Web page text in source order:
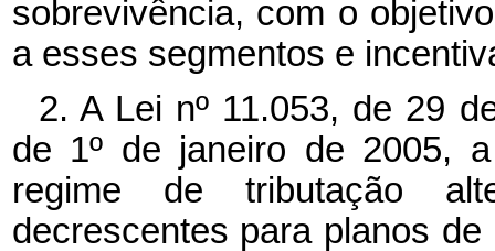
sobrevivência, com o
a esses segmentos e
2. A Lei nº 11.053, de 29
de 1º de janeiro de 2005,
regime de tributação
decrescentes para planos